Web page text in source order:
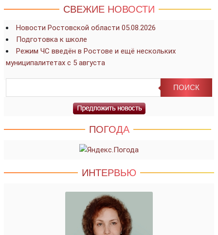
СВЕЖИЕ НОВОСТИ
Новости Ростовской области 05.08.2026
Подготовка к школе
Режим ЧС введён в Ростове и ещё нескольких
муниципалитетах с 5 августа
ПОГОДА
ИНТЕРВЬЮ